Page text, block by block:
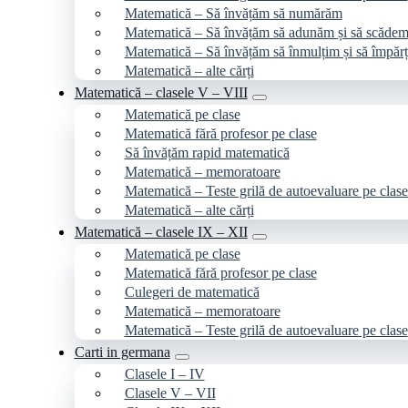
Matematică – Să învățăm să numărăm
Matematică – Să învățăm să adunăm și să scădem
Matematică – Să învățăm să înmulțim și să
Matematică – alte cărți
Matematică – clasele V – VIII
Matematică pe clase
Matematică fără profesor pe clase
Să învățăm rapid matematică
Matematică – memoratoare
Matematică – Teste grilă de autoevaluare pe
Matematică – alte cărți
Matematică – clasele IX – XII
Matematică pe clase
Matematică fără profesor pe clase
Culegeri de matematică
Matematică – memoratoare
Matematică – Teste grilă de autoevaluare pe clase
Carti in germana
Clasele I – IV
Clasele V – VII